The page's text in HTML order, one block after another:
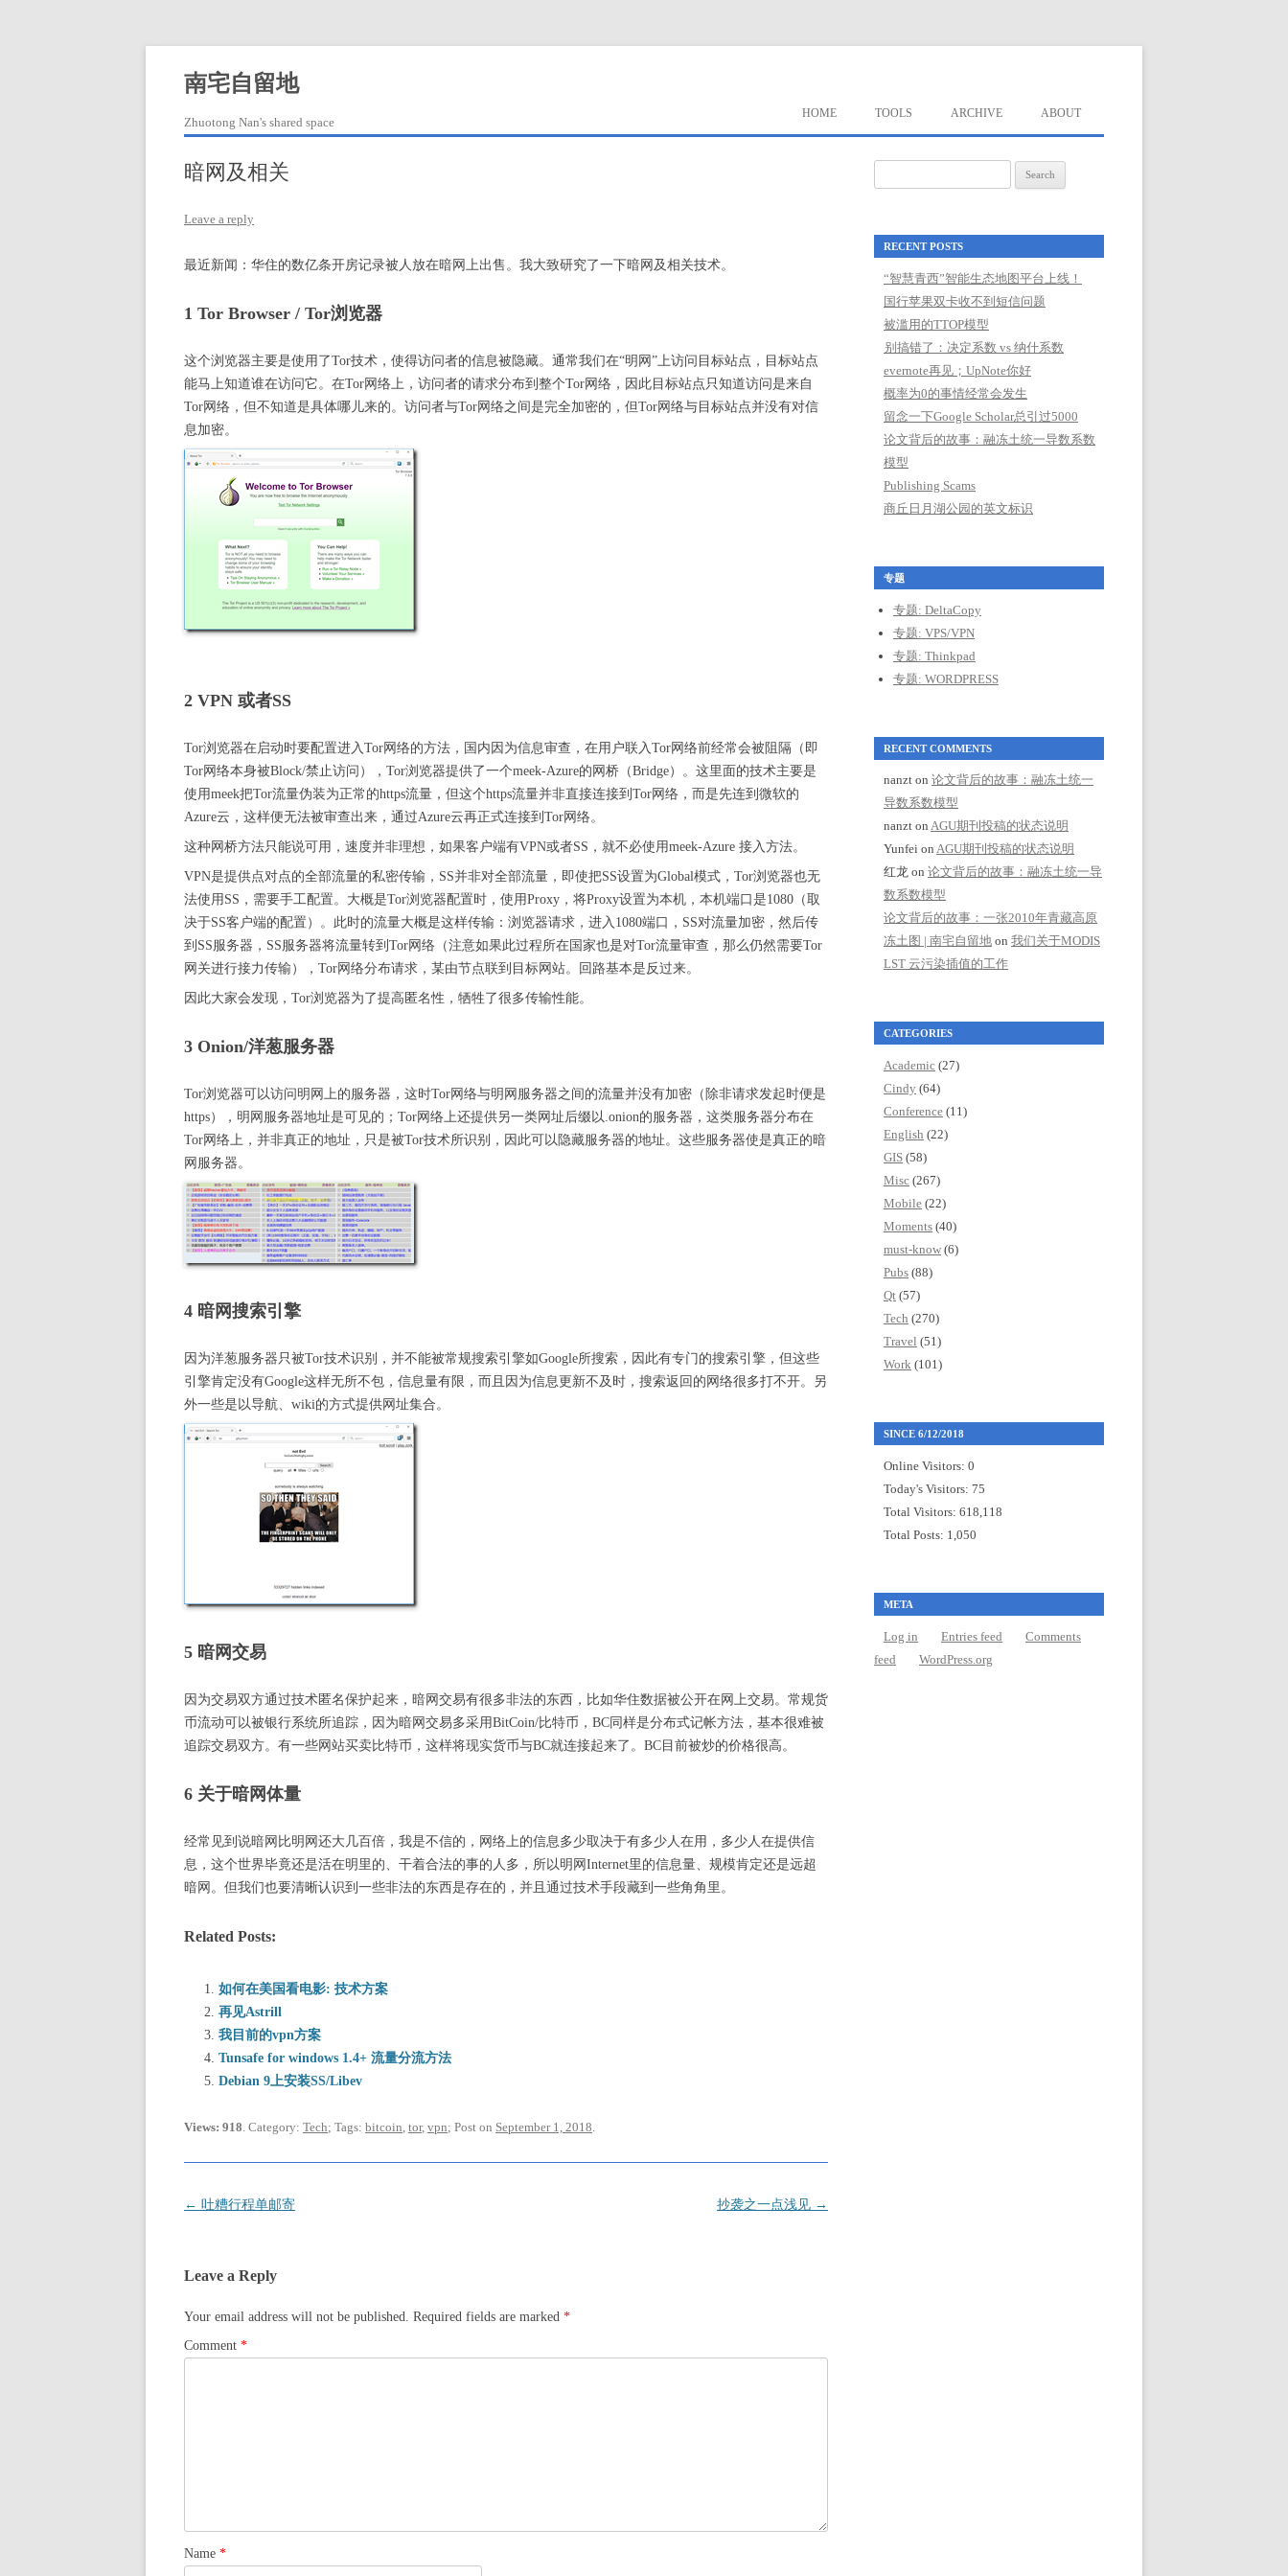
content
南宅自留地
Zhuotong Nan's shared space
HOME TOOLS ARCHIVE ABOUT
暗网及相关
Leave a reply
最近新闻：华住的数亿条开房记录被人放在暗网上出售。我大致研究了一下暗网及相关技术。
1 Tor Browser / Tor浏览器
这个浏览器主要是使用了Tor技术，使得访问者的信息被隐藏。通常我们在“明网”上访问目标站点，目标站点
能马上知道谁在访问它。在Tor网络上，访问者的请求分布到整个Tor网络，因此目标站点只知道访问是来自
Tor网络，但不知道是具体哪儿来的。访问者与Tor网络之间是完全加密的，但Tor网络与目标站点并没有对信
息加密。
2 VPN 或者SS
Tor浏览器在启动时要配置进入Tor网络的方法，国内因为信息审查，在用户联入Tor网络前经常会被阻隔（即
Tor网络本身被Block/禁止访问），Tor浏览器提供了一个meek-Azure的网桥（Bridge）。这里面的技术主要是
使用meek把Tor流量伪装为正常的https流量，但这个https流量并非直接连接到Tor网络，而是先连到微软的
Azure云，这样便无法被审查出来，通过Azure云再正式连接到Tor网络。
这种网桥方法只能说可用，速度并非理想，如果客户端有VPN或者SS，就不必使用meek-Azure 接入方法。
VPN是提供点对点的全部流量的私密传输，SS并非对全部流量，即使把SS设置为Global模式，Tor浏览器也无
法使用SS，需要手工配置。大概是Tor浏览器配置时，使用Proxy，将Proxy设置为本机，本机端口是1080（取
决于SS客户端的配置）。此时的流量大概是这样传输：浏览器请求，进入1080端口，SS对流量加密，然后传
到SS服务器，SS服务器将流量转到Tor网络（注意如果此过程所在国家也是对Tor流量审查，那么仍然需要Tor
网关进行接力传输），Tor网络分布请求，某由节点联到目标网站。回路基本是反过来。
因此大家会发现，Tor浏览器为了提高匿名性，牺牲了很多传输性能。
3 Onion/洋葱服务器
Tor浏览器可以访问明网上的服务器，这时Tor网络与明网服务器之间的流量并没有加密（除非请求发起时便是
https），明网服务器地址是可见的；Tor网络上还提供另一类网址后缀以.onion的服务器，这类服务器分布在
Tor网络上，并非真正的地址，只是被Tor技术所识别，因此可以隐藏服务器的地址。这些服务器使是真正的暗
网服务器。
4 暗网搜索引擎
因为洋葱服务器只被Tor技术识别，并不能被常规搜索引擎如Google所搜索，因此有专门的搜索引擎，但这些
引擎肯定没有Google这样无所不包，信息量有限，而且因为信息更新不及时，搜索返回的网络很多打不开。另
外一些是以导航、wiki的方式提供网址集合。
5 暗网交易
因为交易双方通过技术匿名保护起来，暗网交易有很多非法的东西，比如华住数据被公开在网上交易。常规货
币流动可以被银行系统所追踪，因为暗网交易多采用BitCoin/比特币，BC同样是分布式记帐方法，基本很难被
追踪交易双方。有一些网站买卖比特币，这样将现实货币与BC就连接起来了。BC目前被炒的价格很高。
6 关于暗网体量
经常见到说暗网比明网还大几百倍，我是不信的，网络上的信息多少取决于有多少人在用，多少人在提供信
息，这个世界毕竟还是活在明里的、干着合法的事的人多，所以明网Internet里的信息量、规模肯定还是远超
暗网。但我们也要清晰认识到一些非法的东西是存在的，并且通过技术手段藏到一些角角里。
Related Posts:
如何在美国看电影: 技术方案
再见Astrill
我目前的vpn方案
Tunsafe for windows 1.4+ 流量分流方法
Debian 9上安装SS/Libev
Views: 918. Category: Tech; Tags: bitcoin, tor, vpn; Post on September 1, 2018.
Post
← 吐糟行程单邮寄 抄袭之一点浅见 →
Leave a Reply
Your email address will not be published. Required fields are marked *
Comment *
Name *
for:
RECENT POSTS
“智慧青西”智能生态地图平台上线！
国行苹果双卡收不到短信问题
被滥用的TTOP模型
别搞错了：决定系数 vs 纳什系数
evernote再见；UpNote你好
概率为0的事情经常会发生
留念一下Google Scholar总引过5000
论文背后的故事：融冻土统一导数系数
模型
Publishing Scams
商丘日月湖公园的英文标识
专题
专题: DeltaCopy
专题: VPS/VPN
专题: Thinkpad
专题: WORDPRESS
RECENT COMMENTS
nanzt on 论文背后的故事：融冻土统一
导数系数模型
nanzt on AGU期刊投稿的状态说明
Yunfei on AGU期刊投稿的状态说明
红龙 on 论文背后的故事：融冻土统一导
数系数模型
论文背后的故事：一张2010年青藏高原
冻土图 | 南宅自留地 on 我们关于MODIS
LST 云污染插值的工作
CATEGORIES
Academic (27)
Cindy (64)
Conference (11)
English (22)
GIS (58)
Misc (267)
Mobile (22)
Moments (40)
must-know (6)
Pubs (88)
Qt (57)
Tech (270)
Travel (51)
Work (101)
SINCE 6/12/2018
Online Visitors: 0
Today's Visitors: 75
Total Visitors: 618,118
Total Posts: 1,050
META
Log in Entries feed
Comments
feed
WordPress.org